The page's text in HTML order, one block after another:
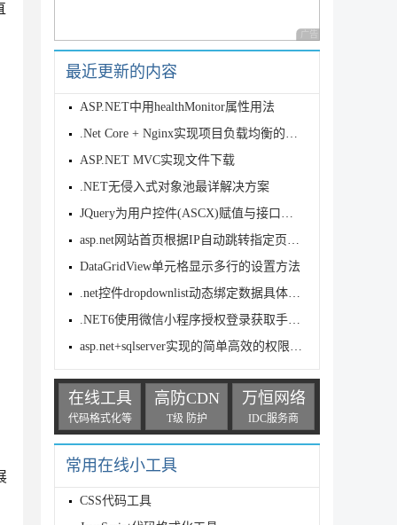
广告 商业广告，理性
最近更新的内容
ASP.NET中用healthMonitor属性用法
.Net Core + Nginx实现项目负载均衡的全步骤
ASP.NET MVC实现文件下载
.NET无侵入式对象池最详解决方案
JQuery为用户控件(ASCX)赋值与接口的应用
asp.net网站首页根据IP自动跳转指定页面的示例
DataGridView单元格显示多行的设置方法
.net控件dropdownlist动态绑定数据具体过程分解
.NET6使用微信小程序授权登录获取手机号
asp.net+sqlserver实现的简单高效的权限设计示例
在线工具
代码格式化等
高防CDN
T级 防护
万恒网络
IDC服务商
常用在线小工具
CSS代码工具